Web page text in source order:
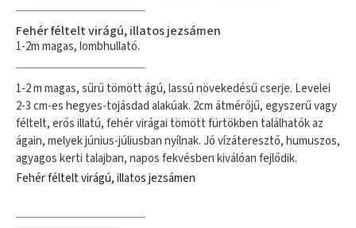
Fehér féltelt virágú, illatos jezsámen
1-2m magas, lombhullató.
1-2 m magas, sűrű tömött ágú, lassú növekedésű cserje. Levelei
2-3 cm-es hegyes-tojásdad alakúak. 2cm átmérőjű, egyszerű vagy
féltelt, erős illatú, fehér virágai tömött fürtökben találhatók az
ágain, melyek június-júliusban nyílnak. Jó vízáteresztő, humuszos,
agyagos kerti talajban, napos fekvésben kiválóan fejlődik.
Fehér féltelt virágú, illatos jezsámen